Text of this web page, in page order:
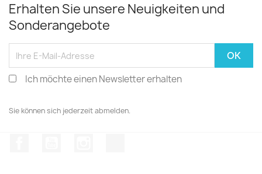
Erhalten Sie unsere Neuigkeiten und
Sonderangebote
Ich möchte einen Newsletter erhalten
Sie können sich jederzeit abmelden.